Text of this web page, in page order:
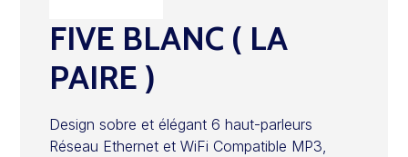
FIVE BLANC ( LA
PAIRE )
Design sobre et élégant 6 haut-parleurs
Réseau Ethernet et WiFi Compatible MP3,